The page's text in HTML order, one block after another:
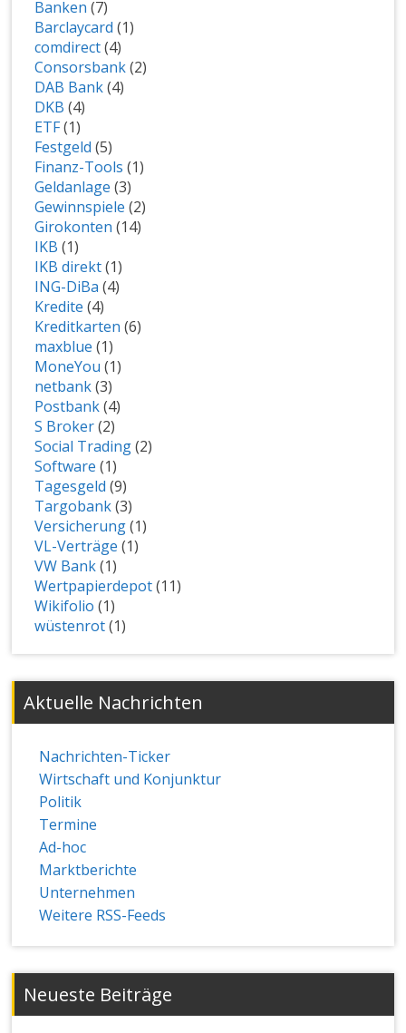
Banken (7)
Barclaycard (1)
comdirect(4)
Consorsbank(2)
DAB Bank(4)
DKB (4)
ETF(1)
Festgeld (5)
Finanz-Tools (1)
Geldanlage (3)
Gewinnspiele (2)
Girokonten (14)
IKB (1)
IKB direkt(1)
ING-DiBa (4)
Kredite (4)
Kreditkarten (6)
maxblue (1)
MoneYou (1)
netbank(3)
Postbank(4)
S Broker(2)
Social Trading(2)
Software (1)
Tagesgeld (9)
Targobank(3)
Versicherung(1)
VL-Verträge (1)
VW Bank(1)
Wertpapierdepot(11)
Wikifolio (1)
wüstenrot(1)
Aktuelle Nachrichten
Nachrichten-Ticker
Wirtschaft und Konjunktur
Politik
Termine
Ad-hoc
Marktberichte
Unternehmen
Weitere RSS-Feeds
Neueste Beiträge